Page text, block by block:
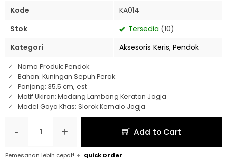
Kode
KA014
Stok
Tersedia (10)
Kategori
Aksesoris Keris, Pendok
Nama Produk: Pendok
Bahan: Kuningan Sepuh Perak
Panjang: 35,5 cm, est
Motif Ukiran: Modang Lambang Keraton Jogja
Model Gaya Khas: Slorok Kemalo Jogja
- + Add to Cart
Pemesanan lebih cepat! Quick Order